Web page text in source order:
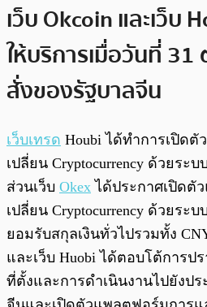
เว็บ Okcoin และเว็บ
ให้บริการเมื่อวันที่
สั่งของรัฐบาลจีน
เว็บเทรด Houbi ได้ทำการเปิด
เปลี่ยน Cryptocurrency ด้วยระบ
ส่วนเว็บ Okex ได้ประกาศเปิดตั
เปลี่ยน Cryptocurrency ด้วยระ
ยอมรับสกุลเงินทั่วไปรวมทั้ง
และเว็บ Huobi ได้ตอบโต้การป
ที่ตั้งและการดำเนินงานไปยังปร